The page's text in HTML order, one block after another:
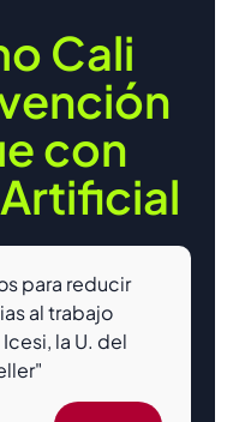
Cali
con
para reducir
al trabajo
la U. del